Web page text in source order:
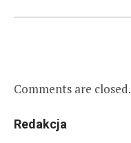
Comments are closed.
Redakcja